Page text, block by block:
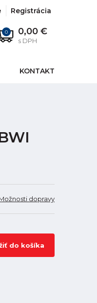
Registrácia
0 0,00 €
s DPH
KONTAKT
dopravy
do košíka